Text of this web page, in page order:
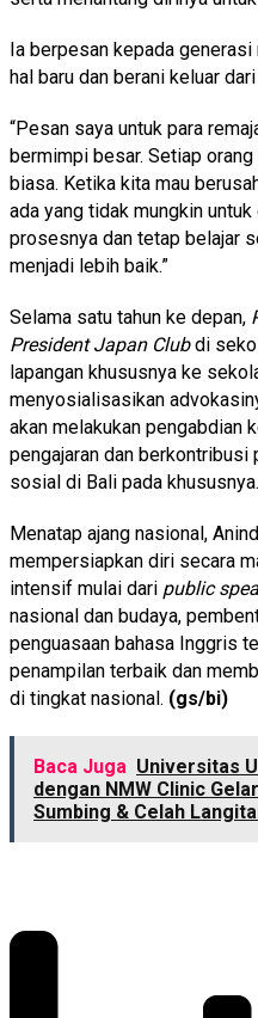
Ia berpesan kepada
hal baru dan berani keluar
“Pesan saya untuk para
bermimpi besar. Setiap
biasa. Ketika kita mau
ada yang tidak mungkin
prosesnya dan tetap belajar
menjadi lebih baik.”
Selama satu tahun ke depan,
President Japan Clubdi
lapangan khususnya ke
menyosialisasikan
akan melakukan pengabdian
pengajaran dan berkontribusi
sosial di Bali pada khususnya.
Menatap ajang nasional,
mempersiapkan diri secara
intensif mulai dari public
nasional dan budaya,
penguasaan bahasa Inggris
penampilan terbaik dan
di tingkat nasional. (gs/bi)
Baca Juga Universitas
dengan NMW Clinic
Sumbing & Celah